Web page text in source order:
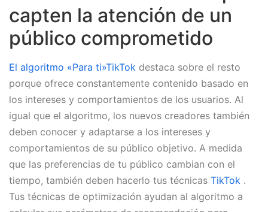
capten la atención de un
público comprometido
El algoritmo «Para ti»TikTok destaca sobre el resto
porque ofrece constantemente contenido basado en
los intereses y comportamientos de los usuarios. Al
igual que el algoritmo, los nuevos creadores también
deben conocer y adaptarse a los intereses y
comportamientos de su público objetivo. A medida
que las preferencias de tu público cambian con el
tiempo, también deben hacerlo tus técnicas TikTok .
Tus técnicas de optimización ayudan al algoritmo a